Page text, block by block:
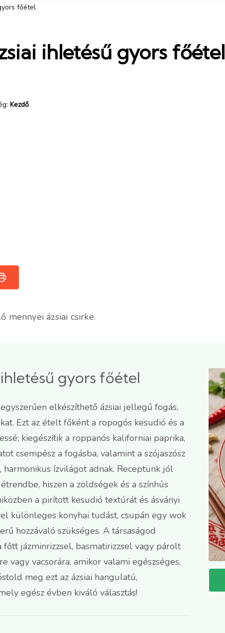
főétel
ihletésű gyors főétel
Kezdő
mennyei ázsiai csirke.
gyors főétel
elkészíthető ázsiai jellegű fogás,
Ezt az ételt főként a ropogós kesudió és a
kiegészítik a roppanós kaliforniai paprika,
csempész a fogásba, valamint a szójaszósz
ízvilágot adnak. Receptünk jól
hiszen a zöldségek és a színhús
a pirított kesudió textúrát és ásványi
különleges konyhai tudást, csupán egy wok
hozzávaló szükséges. A társaságod
jázminrizzsel, basmatirizzsel vagy párolt
vagy vacsorára, amikor valami egészséges,
meg ezt az ázsiai hangulatú,
egész évben kiváló választás!